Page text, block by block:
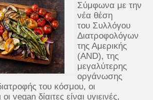
Σύμφωνα με την
νέα θέση
του Συλλόγου
Διατροφολόγων
της Αμερικής
(AND), της
μεγαλύτερης
οργάνωσης
του κόσμου, οι
vegan δίαιτες είναι υγιεινές,